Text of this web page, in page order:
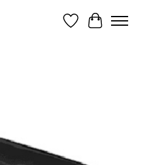
Verlanglijst